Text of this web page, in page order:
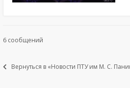
6 сообщений
Вернуться в «Новости ПТУ им М. С.